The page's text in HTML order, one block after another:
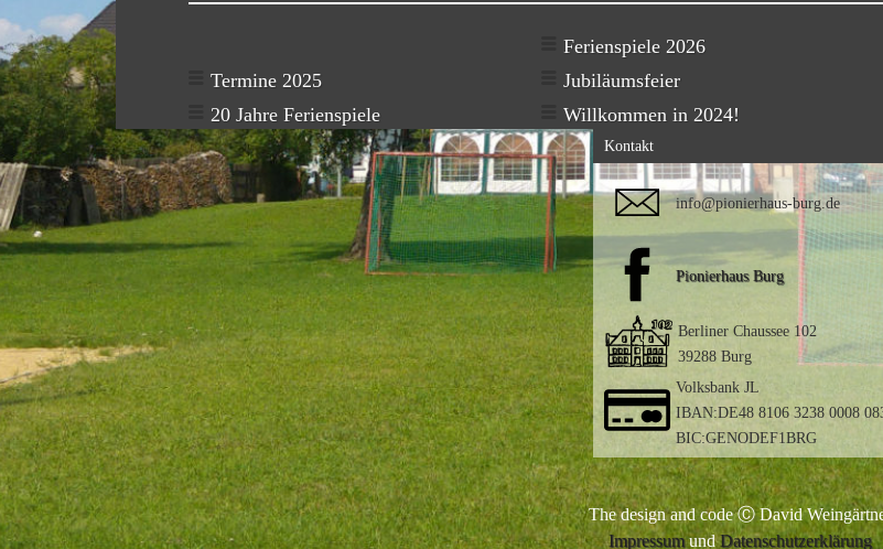
Ferienspiele 2026
Termine 2025
Jubiläumsfeier
20 Jahre Ferienspiele
Willkommen in 2024!
Kontakt
info@pionierhaus-burg.de
Pionierhaus Burg
Berliner Chaussee 102
39288 Burg
Volksbank JL
IBAN:DE48 8106 3238 0008
BIC:GENODEF1BRG
The design and code Ⓒ David
ImpressumundDatenschutzerklärung